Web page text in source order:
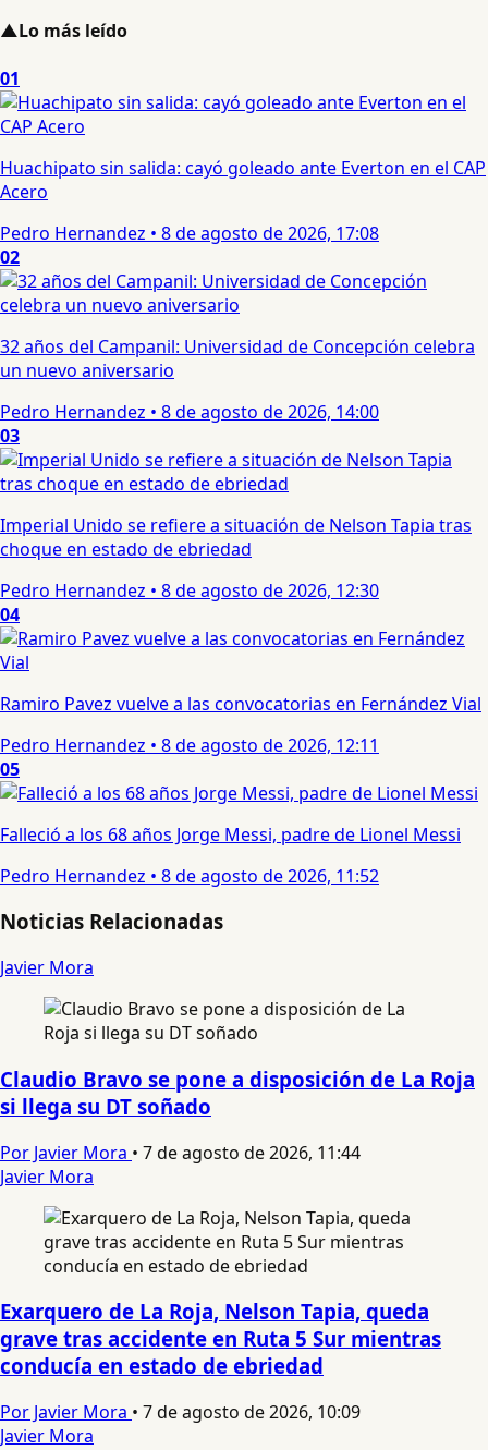
▲Lo más leído
01
Huachipato sin salida: cayó goleado ante Everton en el CAP
Acero
Pedro Hernandez • 8 de agosto de 2026, 17:08
02
32 años del Campanil: Universidad de Concepción celebra
un nuevo aniversario
Pedro Hernandez • 8 de agosto de 2026, 14:00
03
Imperial Unido se refiere a situación de Nelson Tapia tras
choque en estado de ebriedad
Pedro Hernandez • 8 de agosto de 2026, 12:30
04
Ramiro Pavez vuelve a las convocatorias en Fernández Vial
Pedro Hernandez • 8 de agosto de 2026, 12:11
05
Falleció a los 68 años Jorge Messi, padre de Lionel Messi
Pedro Hernandez • 8 de agosto de 2026, 11:52
Noticias Relacionadas
Javier Mora
Claudio Bravo se pone a disposición de La Roja
si llega su DT soñado
Por Javier Mora • 7 de agosto de 2026, 11:44
Javier Mora
Exarquero de La Roja, Nelson Tapia, queda
grave tras accidente en Ruta 5 Sur mientras
conducía en estado de ebriedad
Por Javier Mora • 7 de agosto de 2026, 10:09
Javier Mora